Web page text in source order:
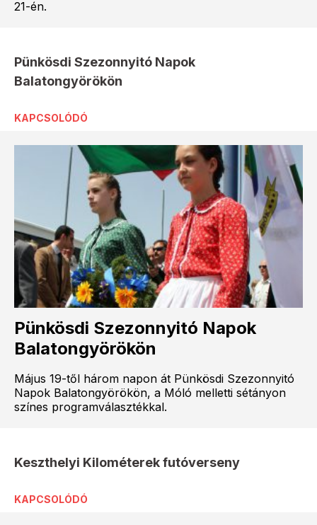
21-én.
Pünkösdi Szezonnyitó Napok
Balatongyörökön
KAPCSOLÓDÓ
Pünkösdi Szezonnyitó Napok
Balatongyörökön
Május 19-től három napon át Pünkösdi Szezonnyitó
Napok Balatongyörökön, a Móló melletti sétányon
színes programválasztékkal.
Keszthelyi Kilométerek futóverseny
KAPCSOLÓDÓ